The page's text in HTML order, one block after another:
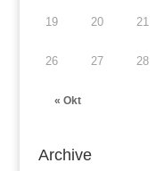
« Okt
19 20 21
26 27 28
Archive